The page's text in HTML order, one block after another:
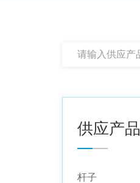
供应产品
杆子